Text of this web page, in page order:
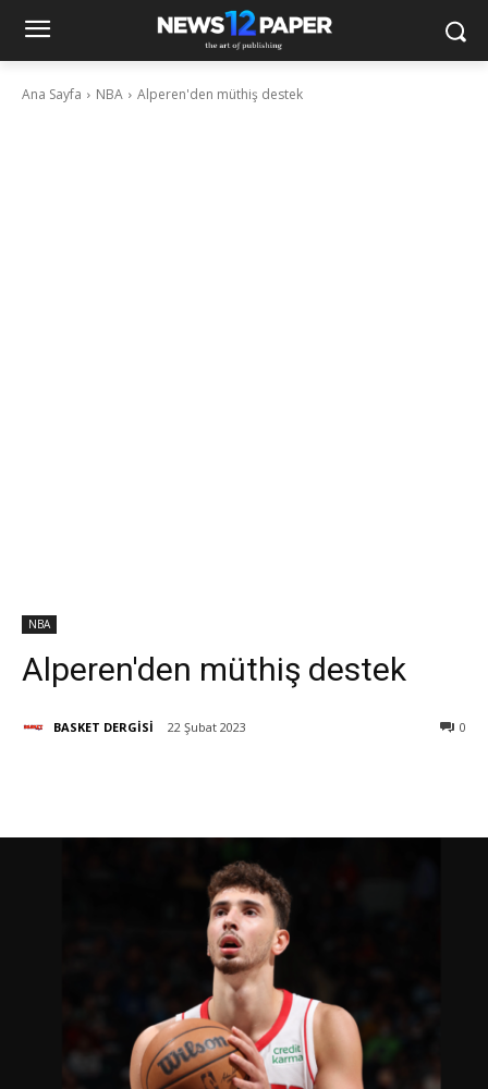
Ana Sayfa NBA Alperen'den müthiş destek
NBA
Alperen'den müthiş destek
BASKET DERGİSİ 22 Şubat 2023 0